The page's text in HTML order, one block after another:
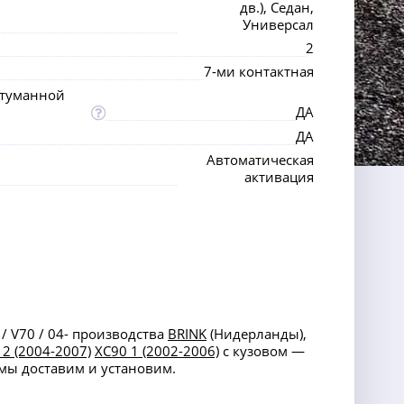
дв.), Седан,
Универсал
2
7-ми контактная
ДА
ДА
Автоматическая
активация
V70 / 04- производства BRINK (Нидерланды),
2 (2004-2007) XC90 1 (2002-2006) с кузовом —
доставим и установим.